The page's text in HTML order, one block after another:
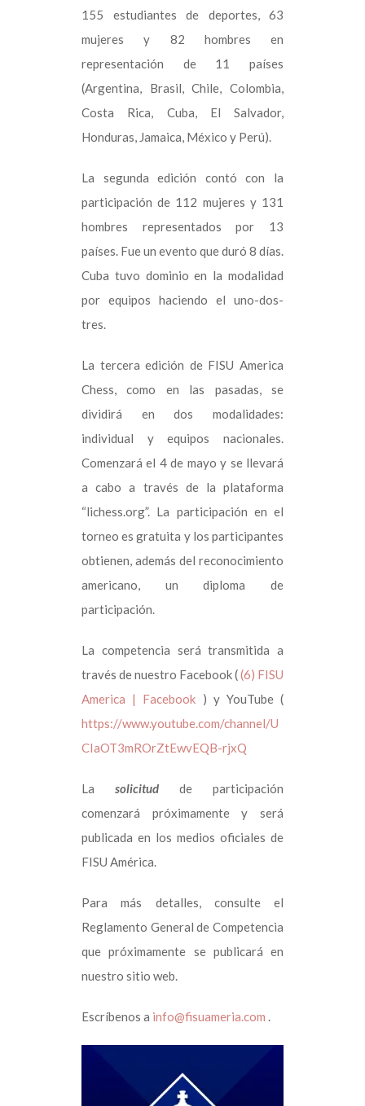
155 estudiantes de deportes, 63
mujeres y 82 hombres en
representación de 11 países
(Argentina, Brasil, Chile, Colombia,
Costa Rica, Cuba, El Salvador,
Honduras, Jamaica, México y Perú).
La segunda edición contó con la
participación de 112 mujeres y 131
hombres representados por 13
países. Fue un evento que duró 8 días.
Cuba tuvo dominio en la modalidad
por equipos haciendo el uno-dos-
tres.
La tercera edición de FISU America
Chess, como en las pasadas, se
dividirá en dos modalidades:
individual y equipos nacionales.
Comenzará el 4 de mayo y se llevará
a cabo a través de la plataforma
“lichess.org”. La participación en el
torneo es gratuita y los participantes
obtienen, además del reconocimiento
americano, un diploma de
participación.
La competencia será transmitida a
través de nuestro Facebook ((6) FISU
America | Facebook ) y YouTube (
https://www.youtube.com/channel/U
CIaOT3mROrZtEwvEQB-rjxQ
La solicitud de participación
comenzará próximamente y será
publicada en los medios oficiales de
FISU América.
Para más detalles, consulte el
Reglamento General de Competencia
que próximamente se publicará en
nuestro sitio web.
Escríbenos a info@fisuameria.com .